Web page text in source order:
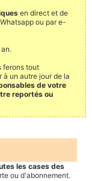
en direct et de
ou par e-
ferons tout
à un autre jour de la
de votre
reportés ou
les cases des
ou d'abonnement.